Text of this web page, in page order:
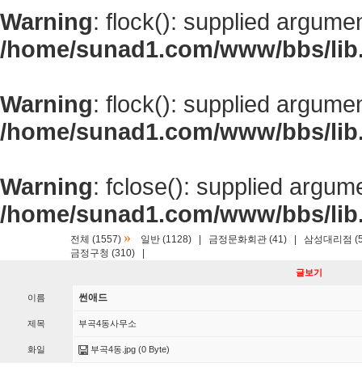
Warning: flock(): supplied
/home/sunad1.com/www/bbs/
Warning: flock(): supplied
/home/sunad1.com/www/bbs/
Warning: fclose(): supplied
/home/sunad1.com/www/bbs/
전체 (1557) » 일반 (1128) 금정문화회관 (41)
삼성대리점
금정구청 (310)
글보기
이름 썬애드
제목 부곡4동사무소
화일 부곡4동.jpg (0 Byte)